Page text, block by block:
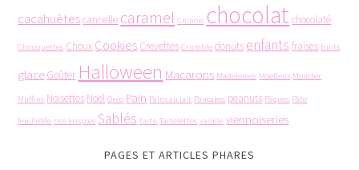
cacahuètescannelle caramel Chinois chocolat chocolaté
Chouquettes Choux Cookies Crevettes Crumble donuts enfants fraises fruits
glace Goûter Halloween Macarons Madeleines Moelleux Monster
Muffins Noisettes Noël Oréo Pain Pains au lait Pancakes peanuts Pâques Pâte
feuilletée rice krispies Sablés tarte Tartelettes vanille viennoiseries
PAGES ET ARTICLES PHARES